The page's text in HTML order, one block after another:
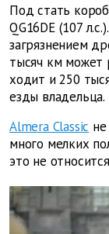
Под стать
QG16DE (107
загрязнением
тысяч км может
ходит и 250
езды владельца.
Almera Classic
много мелких
это не